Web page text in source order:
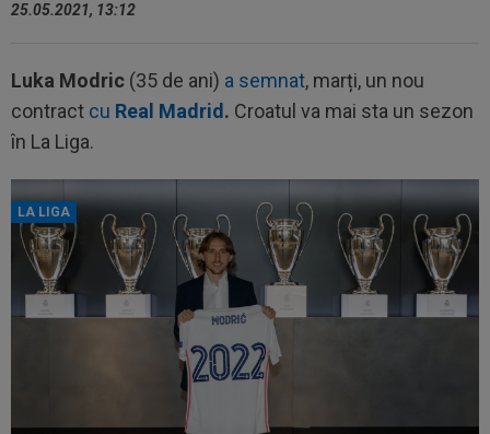
25.05.2021, 13:12
Luka Modric (35 de ani) a semnat, marți, un nou
contract cu Real Madrid . Croatul va mai sta un sezon
în La Liga.
LA LIGA